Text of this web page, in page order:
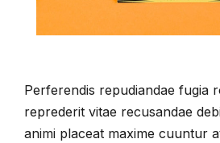
Perferendis repudiandae fugia
reprederit vitae recusandae
animi placeat maxime cuuntur